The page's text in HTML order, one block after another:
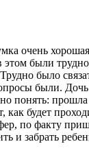
очень
этом были
было
были. Дочь
понять: прошла
как будет
, по факту
и забрать